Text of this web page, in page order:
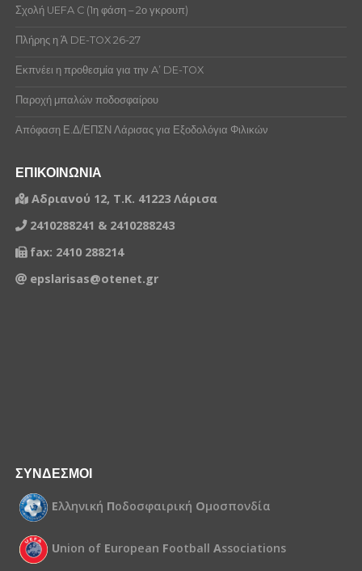
Σχολή UEFA C (1η φάση – 2ο γκρουπ)
Πλήρης η Ά DE-TOX 26-27
Εκπνέει η προθεσμία για την A’ DE-TOX
Παροχή μπαλών ποδοσφαίρου
Απόφαση Ε.Δ/ΕΠΣΝ Λάρισας για Εξοδολόγια Φιλικών
ΕΠΙΚΟΙΝΩΝΙΑ
Αδριανού 12, Τ.Κ. 41223 Λάρισα
2410288241 & 2410288243
fax: 2410 288214
epslarisas@otenet.gr
ΣΥΝΔΕΣΜΟΙ
Ελληνική Ποδοσφαιρική Ομοσπονδία
Union of European Football Associations